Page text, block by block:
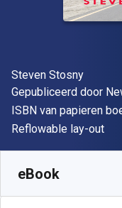
Auteur(s)
Steven Stosny
Uitgever
Gepubliceerd door
ISBN van papieren
Indeling
Reflowable lay-out
eBook